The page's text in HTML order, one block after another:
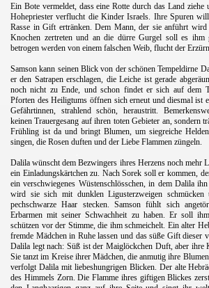
Ein Bote vermeldet, dass eine Rotte durch das Land
Hohepriester verflucht die Kinder Israels. Ihre Spuren
Rasse in Gift ertränken. Dem Mann, der sie anführt wird
Knochen zertreten und an die dürre Gurgel soll es ihm
betrogen werden von einem falschen Weib, flucht der
Samson kann seinen Blick von der schönen Tempeldirne
er den Satrapen erschlagen, die Leiche ist gerade
noch nicht zu Ende, und schon findet er sich auf dem
Pforten des Heiligtums öffnen sich erneut und diesmal ist
Gefährtinnen, strahlend schön, heraustritt.
keinen Trauergesang auf ihren toten Gebieter an, sondern
Frühling ist da und bringt Blumen, um siegreiche
singen, die Rosen duften und der Liebe Flammen züngeln.
Dalila wünscht dem Bezwingers ihres Herzens noch mehr
ein Einladungskärtchen zu. Nach Sorek soll er kommen,
ein verschwiegenes Wüstenschlösschen, in dem Dalila
wird sie sich mit dunklen Ligusterzweigen
pechschwarze Haar stecken. Samson fühlt sich
Erbarmen mit seiner Schwachheit zu haben. Er soll
schützen vor der Stimme, die ihm schmeichelt. Ein alter
fremde Mädchen in Ruhe lassen und das süße Gift dieser
Dalila legt nach: Süß ist der Maiglöckchen Duft, aber ihre
Sie tanzt im Kreise ihrer Mädchen, die anmutig ihre
verfolgt Dalila mit liebeshungrigen Blicken. Der alte
des Himmels Zorn. Die Flamme ihres giftigen Blickes